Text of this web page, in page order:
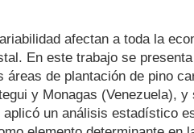
afectan a toda la
En este trabajo se
áreas de plantación de pino
y Monagas (Venezuela),
aplicó un análisis estadístico